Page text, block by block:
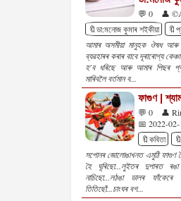
💬 0 👤
🔖ডা:মনোজ কুমাৰ শইকীয়া
আমাৰ অসমীয়া মানুহক ঔষধ আৰু
ব্যৱহাৰৰ কৰাৰ বাবে দূৰাৰোগ্য
হ'ব ধৰিছে আৰু আমাৰ পিছৰ
মাৰিবলৈ বৰ্তমান ব...
ফাগুণ |
💬 0
👤
📅 2022-02-
🔖কবিতা
সপোনৰ জোলোঙাখনত এমুঠি ফাগুণ
হৈ ঘূৰিছো...লুইতৰ দুপাৰত
নাচিছো...লঠঙা ডালৰ
তিতিছোঁ...চাংঘৰ বগ...